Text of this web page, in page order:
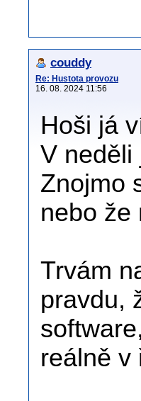
couddy
Re: Hustota provozu
16. 08. 2024 11:56
Hoši já
V neděli
Znojmo
nebo že
Trvám
pravdu,
reálně v